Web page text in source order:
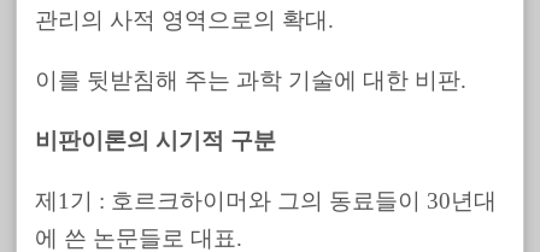
관리의 사적 영역으로의 확대.
이를 뒷받침해 주는 과학 기술에 대한 비판.
비판이론의 시기적 구분
제1기 : 호르크하이머와 그의 동료들이 30년대
에 쓴 논문들로 대표.